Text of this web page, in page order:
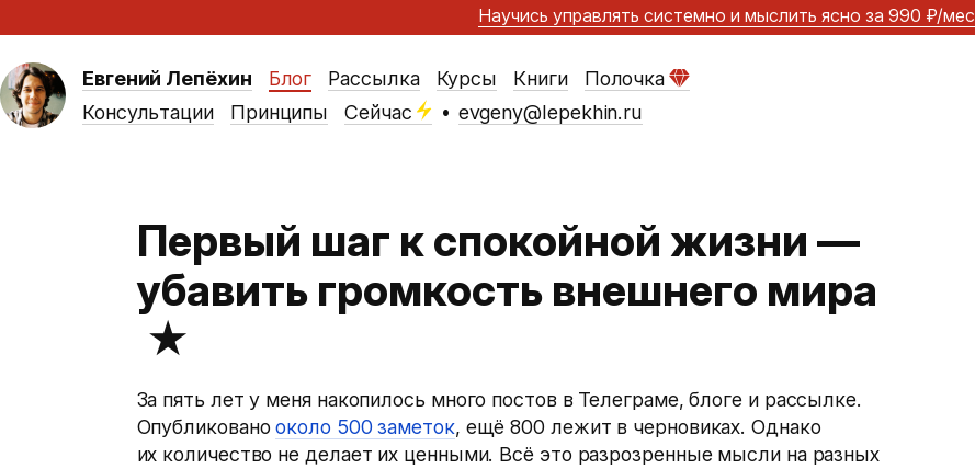
Научись управлять системно и мыслить ясно за 990 ₽/мес
Евгений Лепёхин Блог Рассылка Курсы Книги
Полочка
Консультации
Принципы Сейчас • evgeny@lepekhin.ru
Первый шаг к спокойной жизни —
убавить громкость внешнего мира
★
За пять лет у меня накопилось много постов в Телеграме, блоге и рассылке.
Опубликованооколо 500 заметок, ещё 800 лежит в черновиках. Однако
их количество не делает их ценными. Всё это разрозренные мысли на разных